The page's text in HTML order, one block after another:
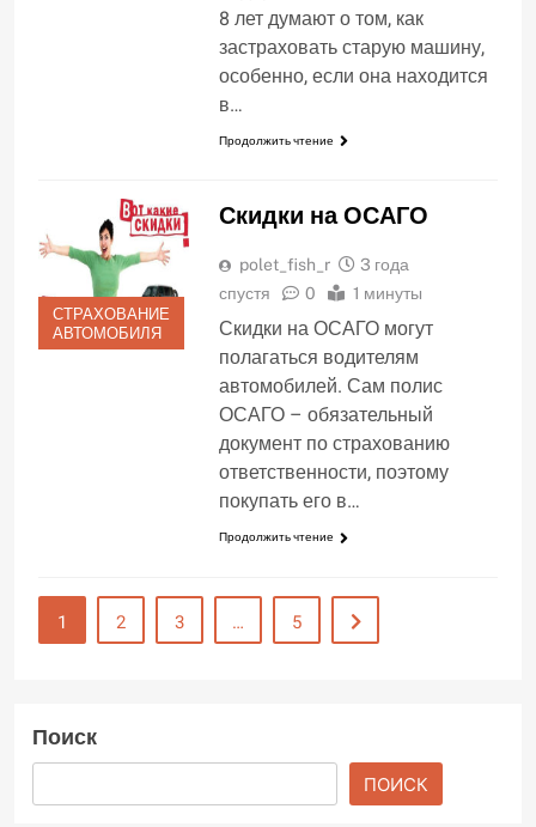
8 лет думают о том, как
застраховать старую машину,
особенно, если она находится
в…
Продолжить чтение
СТРАХОВАНИЕ
АВТОМОБИЛЯ
Скидки на ОСАГО
polet_fish_r
3 года
спустя
0 1 минуты
Скидки на ОСАГО могут
полагаться водителям
автомобилей. Сам полис
ОСАГО – обязательный
документ по страхованию
ответственности, поэтому
покупать его в…
Продолжить чтение
1 2 3 … 5
Поиск
ПОИСК